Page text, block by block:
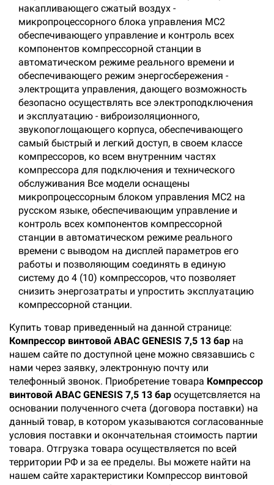
накапливающего сжатый воздух -
микропроцессорного блока управления MC2
обеспечивающего управление и контроль всех
компонентов компрессорной станции в
автоматическом режиме реального времени и
обеспечивающего режим энергосбережения -
электрощита управления, дающего возможность
безопасно осуществлять все электроподключения
и эксплуатацию - виброизоляционного,
звукопоглощающего корпуса, обеспечивающего
самый быстрый и легкий доступ, в своем классе
компрессоров, ко всем внутренним частях
компрессора для подключения и технического
обслуживания Все модели оснащены
микропроцессорным блоком управления МС2 на
русском языке, обеспечивающим управление и
контроль всех компонентов компрессорной
станции в автоматическом режиме реального
времени с выводом на дисплей параметров его
работы и позволяющим соединять в единую
систему до 4 (10) компрессоров, что позволяет
снизить энергозатраты и упростить эксплуатацию
компрессорной станции.
Купить товар приведенный на данной странице:
Компрессор винтовой ABAC GENESIS 7,5 13 бар на
нашем сайте по доступной цене можно связавшись с
нами через заявку, электронную почту или
телефонный звонок. Приобретение товара Компрессор
винтовой ABAC GENESIS 7,5 13 бар осущетсвляется на
основании полученного счета (договора поставки) на
данный товар, в котором указываются согласованные
условия поставки и окончательная стоимость партии
товара. Отгрузка товара осуществляется по всей
территории РФ и за ее пределы. Вы можете найти на
нашем сайте характеристики Компрессор винтовой